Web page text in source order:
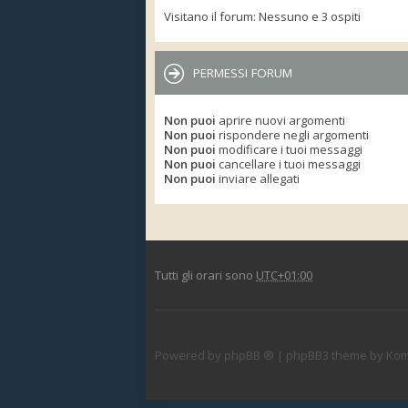
Visitano il forum: Nessuno e 3 ospiti
PERMESSI FORUM
Non puoi aprire nuovi argomenti
Non puoi rispondere negli argomenti
Non puoi modificare i tuoi messaggi
Non puoi cancellare i tuoi messaggi
Non puoi inviare allegati
Tutti gli orari sono UTC+01:00
Powered by phpBB ® | phpBB3 theme by